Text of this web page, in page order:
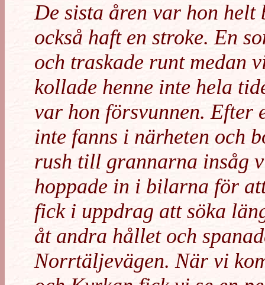
De sista åren var hon helt
också haft en stroke. En
och traskade runt medan
kollade henne inte hela
var hon försvunnen. Efter
inte fanns i närheten och
rush till grannarna insåg
hoppade in i bilarna för
fick i uppdrag att söka
åt andra hållet och
Norrtäljevägen. När vi